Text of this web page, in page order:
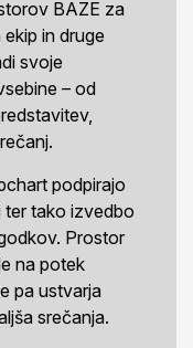
BAZE za
in druge
svoje
– od
podpirajo
ter tako izvedbo
Prostor
na potek
pa ustvarja
srečanja.